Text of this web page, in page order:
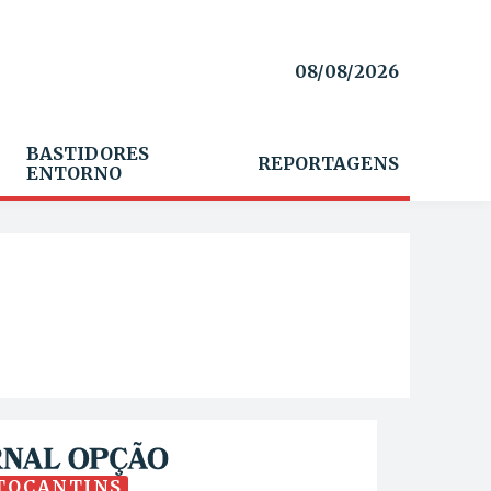
08/08/2026
BASTIDORES
ENTORNO
REPORTAGENS